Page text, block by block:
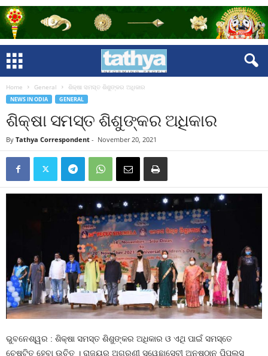
Home General ଶିକ୍ଷା ସମସ୍ତ ଶିଶୁଙ୍କର ଅଧିକାର
NEWS IN ODIA GENERAL
ଶିକ୍ଷା ସମସ୍ତ ଶିଶୁଙ୍କର ଅଧିକାର
By Tathya Correspondent - November 20, 2021
ଭୁବନେଶ୍ୱର : ଶିକ୍ଷା ସମସ୍ତ ଶିଶୁଙ୍କର ଅଧିକାର ଓ ଏଥି ପାଇଁ ସମସ୍ତେ
ଚେଷ୍ଟିତ ହେବା ଉଚିତ୍ । ରାଜ୍ୟର ଅଗ୍ରଣୀ ସ୍ୱେଛାସେବୀ ଅନୁଷ୍ଠାନ ପିପୁଲସ୍‍